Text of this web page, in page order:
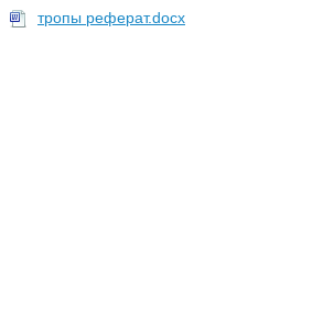
тропы реферат.docx